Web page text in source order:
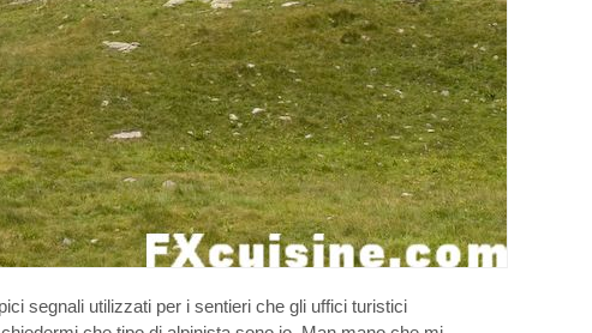
segnali utilizzati per i sentieri che gli uffici turistici